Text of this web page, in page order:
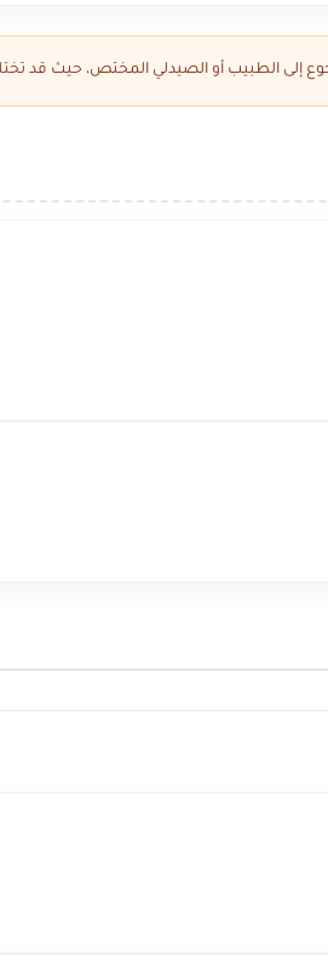
إلى الطبيب أو الصيدلي المختص، حيث قد